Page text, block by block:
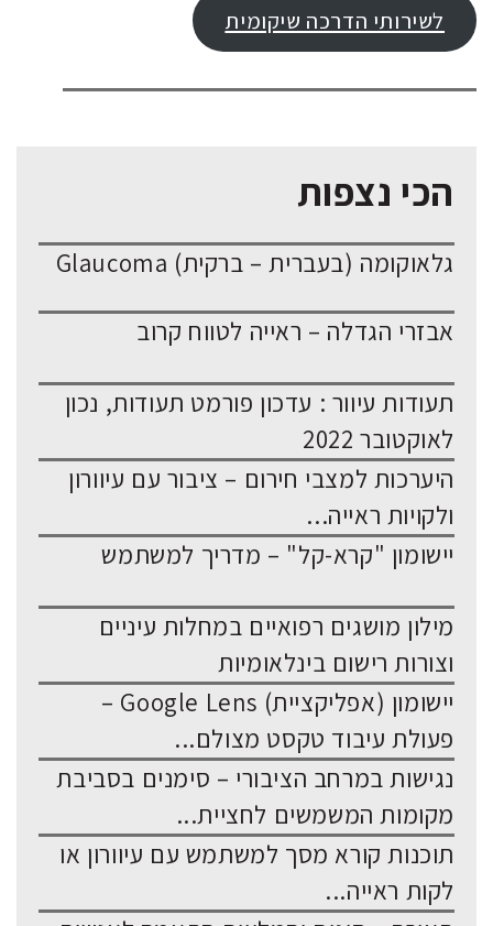
לשירותי הדרכה שיקומית
הכי נצפות
גלאוקומה (בעברית – ברקית) Glaucoma
אבזרי הגדלה – ראייה לטווח קרוב
תעודות עיוור : עדכון פורמט תעודות, נכון
לאוקטובר 2022
היערכות למצבי חירום – ציבור עם עיוורון
ולקויות ראייה...
יישומון "קרא-קל" – מדריך למשתמש
מילון מושגים רפואיים במחלות עיניים
וצורות רישום בינלאומיות
יישומון (אפליקציית) Google Lens –
פעולת עיבוד טקסט מצולם...
נגישות במרחב הציבורי – סימנים בסביבת
מקומות המשמשים לחציית...
תוכנות קורא מסך למשתמש עם עיוורון או
לקות ראייה...